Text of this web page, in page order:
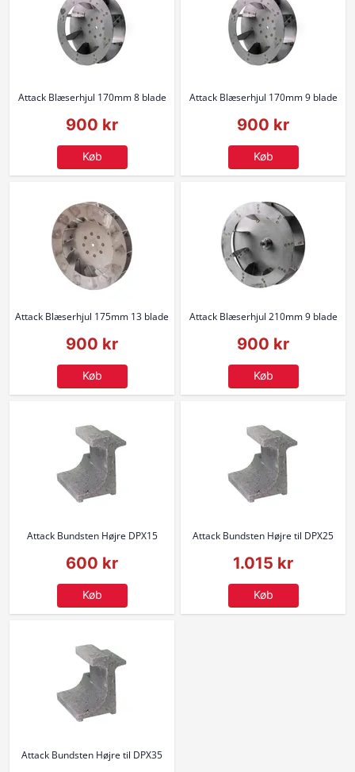
Attack Blæserhjul 170mm 8 blade
900 kr
Køb
Attack Blæserhjul 170mm 9 blade
900 kr
Køb
Attack Blæserhjul 175mm 13 blade
900 kr
Køb
Attack Blæserhjul 210mm 9 blade
900 kr
Køb
Attack Bundsten Højre DPX15
600 kr
Køb
Attack Bundsten Højre til DPX25
1.015 kr
Køb
Attack Bundsten Højre til DPX35